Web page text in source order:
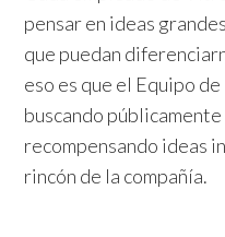
pensar en ideas
que puedan
eso es que el Equipo
buscando
recompensando ideas
rincón de la compañía.